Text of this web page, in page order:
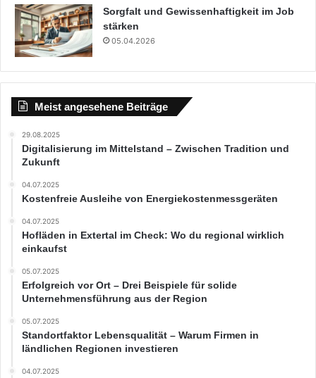
Sorgfalt und Gewissenhaftigkeit im Job
stärken
05.04.2026
Meist angesehene Beiträge
29.08.2025
Digitalisierung im Mittelstand – Zwischen Tradition und
Zukunft
04.07.2025
Kostenfreie Ausleihe von Energiekostenmessgeräten
04.07.2025
Hofläden in Extertal im Check: Wo du regional wirklich
einkaufst
05.07.2025
Erfolgreich vor Ort – Drei Beispiele für solide
Unternehmensführung aus der Region
05.07.2025
Standortfaktor Lebensqualität – Warum Firmen in
ländlichen Regionen investieren
04.07.2025